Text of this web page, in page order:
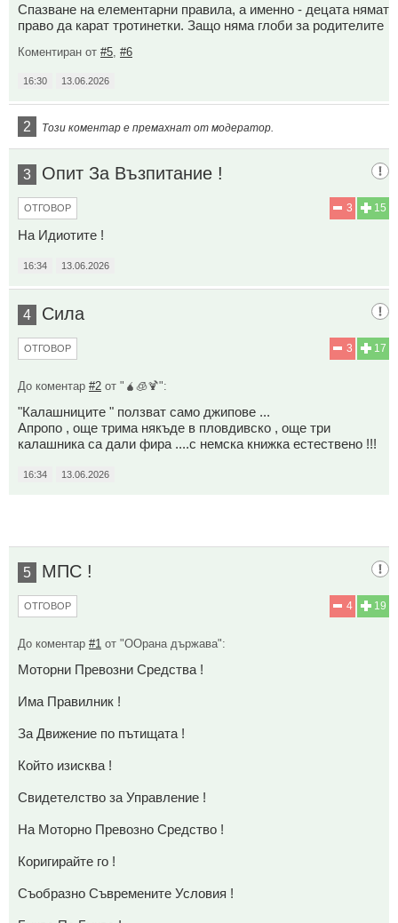
Спазване на елементарни правила, а именно - децата нямат
право да карат тротинетки. Защо няма глоби за родителите
Коментиран от #5 #6
16:30 13.06.2026
2 Този коментар е премахнат от модератор.
3 Опит За Възпитание !
15
3
ОТГОВОР
На Идиотите !
16:34 13.06.2026
4 Сила
17
3
ОТГОВОР
До коментар #2 от "🧉🧊🍹":
"Калашниците " ползват само джипове ...
Апропо , още трима някъде в пловдивско , още три
калашника са дали фира ....с немска книжка естествено !!!
16:34 13.06.2026
5 МПС !
19
4
ОТГОВОР
До коментар #1 от "ООрана държава":
Моторни Превозни Средства !
Има Правилник !
За Движение по пътищата !
Който изисква !
Свидетелство за Управление !
На Моторно Превозно Средство !
Коригирайте го !
Съобразно Съвремените Условия !